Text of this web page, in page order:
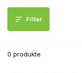
Filter
0 produkte